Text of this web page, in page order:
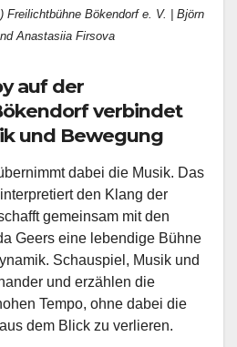
Freilichtbühne Bökendorf e. V. | Björn
Anastasiia Firsova
auf der
verbindet
und Bewegung
dabei die Musik. Das
interpretiert den Klang der
gemeinsam mit den
Geers eine lebendige Bühne
Schauspiel, Musik und
und erzählen die
Tempo, ohne dabei die
dem Blick zu verlieren.